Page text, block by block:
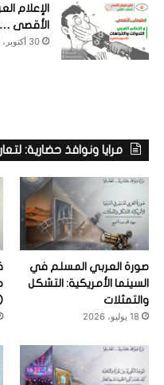
الإعلام
الأقصى …
30 أكتوبر، 2023
مرايا ونوافذ حضارية:
صورة العربي المسلم في
السينما الأمريكية: التشكل
والتمثلات
18 يوليو، 2026
(2001م-2010م)